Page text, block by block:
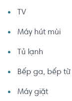
TV
Máy hút mùi
Tủ lạnh
Bếp ga, bếp từ
Máy giặt